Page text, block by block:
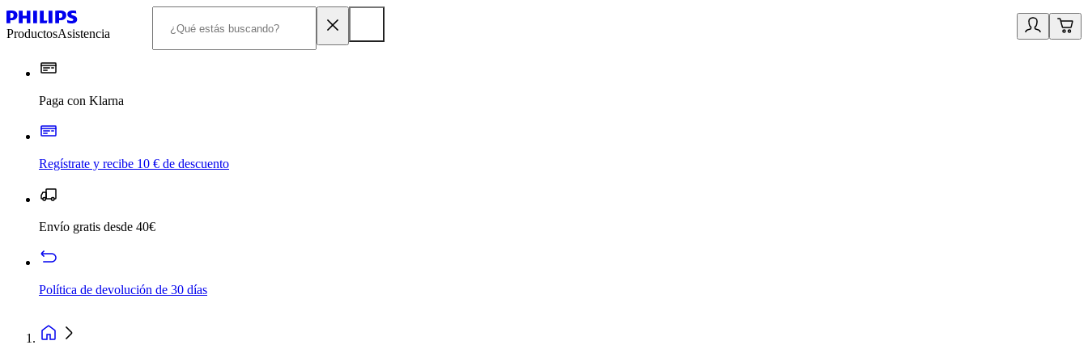
ProductosAsistencia
Paga con Klarna
Regístrate y recibe 10 € de descuento
Envío gratis desde 40€
Política de devolución de 30 días